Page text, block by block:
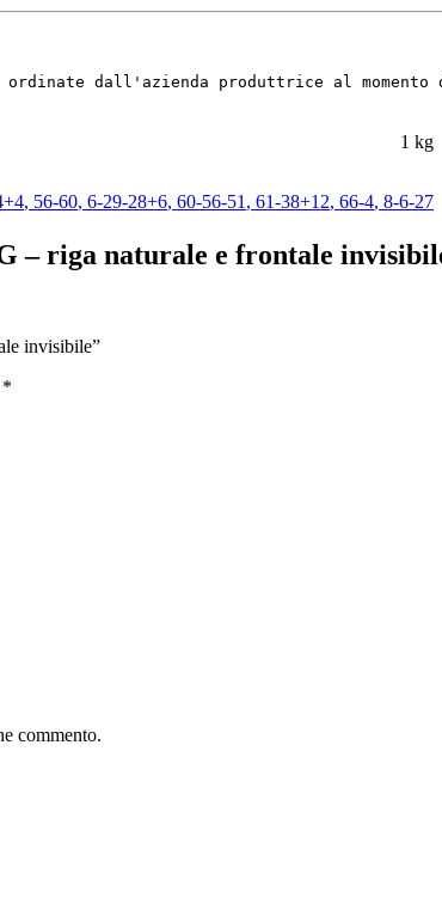
dall'azienda produttrice al
1 kg
, 56-60, 6-29-28+6, 60-56-51, 61-38+12, 66-4, 8-6-27
– riga naturale e frontale
invisibile”
*
commento.